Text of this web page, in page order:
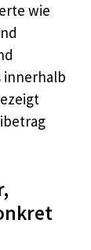
wie
innerhalb